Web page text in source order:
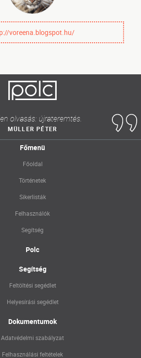
voreena.blogspot.hu/
olvasás: újrateremtés.
MÜLLER PÉTER
Főmenü
Főoldal
Történetek
Sikerlisták
Felhasználók
Segítség
Polc
Segítség
Feltöltési segédlet
Helyesírási segédlet
Dokumentumok
Adatvédelmi szabályzat
Felhasználási feltételek